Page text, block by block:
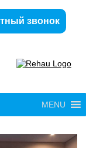
звонок
MENU